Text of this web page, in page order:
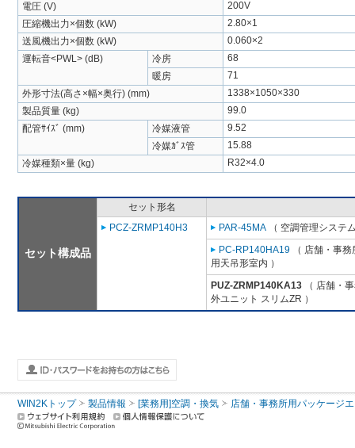
電圧 (V)
200V
圧縮機出力×個数 (kW)
2.80×1
送風機出力×個数 (kW)
0.060×2
運転音<PWL> (dB)
冷房
68
暖房
71
外形寸法(高さ×幅×奥行) (mm)
1338×1050×330
製品質量 (kg)
99.0
配管ｻｲｽﾞ (mm)
冷媒液管
9.52
冷媒ｶﾞｽ管
15.88
冷媒種類×量 (kg)
R32×4.0
セット構成品
セット形名
PCZ-ZRMP140H3
PAR-45MA （ 空調管理システ
PC-RP140HA19 （ 店舗・事
用天吊形室内 ）
PUZ-ZRMP140KA13 （ 店舗・
外ユニット スリムZR ）
WIN2Kトップ 製品情報 [業務用]空調・換気 店舗・事務所用パッケージ